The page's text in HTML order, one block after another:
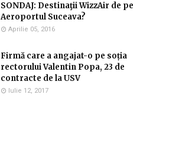
SONDAJ: Destinaţii WizzAir de pe
Aeroportul Suceava?
Aprilie 05, 2016
Firmă care a angajat-o pe soția
rectorului Valentin Popa, 23 de
contracte de la USV
Iulie 12, 2017